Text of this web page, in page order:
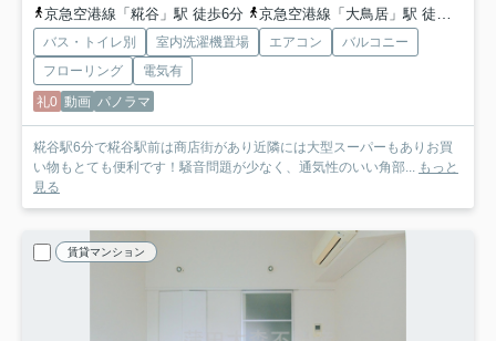
京急空港線「糀谷」駅 徒歩6分
京急空港線「大鳥居」駅 徒歩15分
バス・トイレ別 室内洗濯機置場 エアコン
バルコニー
フローリング
電気有
礼0 動画 パノラマ
糀谷駅6分で糀谷駅前は商店街があり近隣には大型スーパーもありお買
い物もとても便利です！騒音問題が少なく、通気性のいい角部... もっと
見る
賃貸マンション